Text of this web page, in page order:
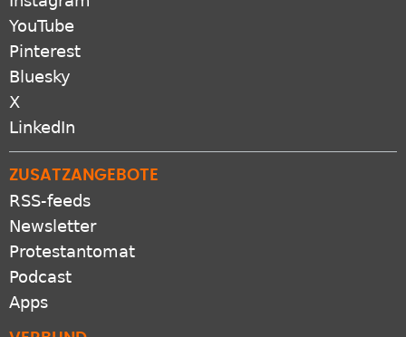
YouTube
Pinterest
Bluesky
X
LinkedIn
ZUSATZANGEBOTE
RSS-feeds
Newsletter
Protestantomat
Podcast
Apps